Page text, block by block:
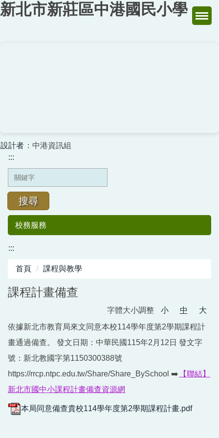
跳
到
新北市新莊區中港國民小學
設計者 ：中港資訊組
:::
搜尋
校務服務
中港國小50
:::
首頁 課程與教學
課程計畫備查
字體大小調整 小 中
大
依據新北市教育局來文同意本校114學年度第2學期課程計
畫通過備查。 發文日期：中華民國115年2月12日 發文字
號：新北教國字第1150300388號
https://rrcp.ntpc.edu.tw/Share/Share_BySchool ➡️
【聯結】
新北市國中小課程計畫備查資源網
本局同意備查貴校114學年度第2學期課程計畫.pdf